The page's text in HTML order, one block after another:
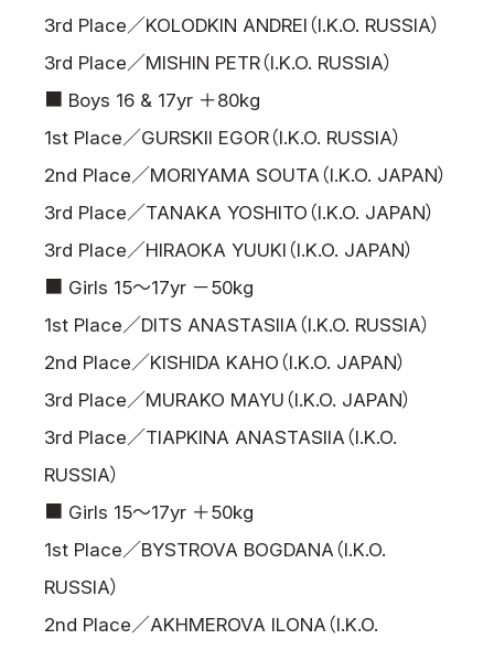
3rd Place／KOLODKIN ANDREI（I.K.O. RUSSIA）
3rd Place／MISHIN PETR（I.K.O. RUSSIA）
■ Boys 16 & 17yr ＋80kg
1st Place／GURSKII EGOR（I.K.O. RUSSIA）
2nd Place／MORIYAMA SOUTA（I.K.O. JAPAN）
3rd Place／TANAKA YOSHITO（I.K.O. JAPAN）
3rd Place／HIRAOKA YUUKI（I.K.O. JAPAN）
■ Girls 15～17yr －50kg
1st Place／DITS ANASTASIIA（I.K.O. RUSSIA）
2nd Place／KISHIDA KAHO（I.K.O. JAPAN）
3rd Place／MURAKO MAYU（I.K.O. JAPAN）
3rd Place／TIAPKINA ANASTASIIA（I.K.O.
RUSSIA）
■ Girls 15～17yr ＋50kg
1st Place／BYSTROVA BOGDANA（I.K.O.
RUSSIA）
2nd Place／AKHMEROVA ILONA（I.K.O.